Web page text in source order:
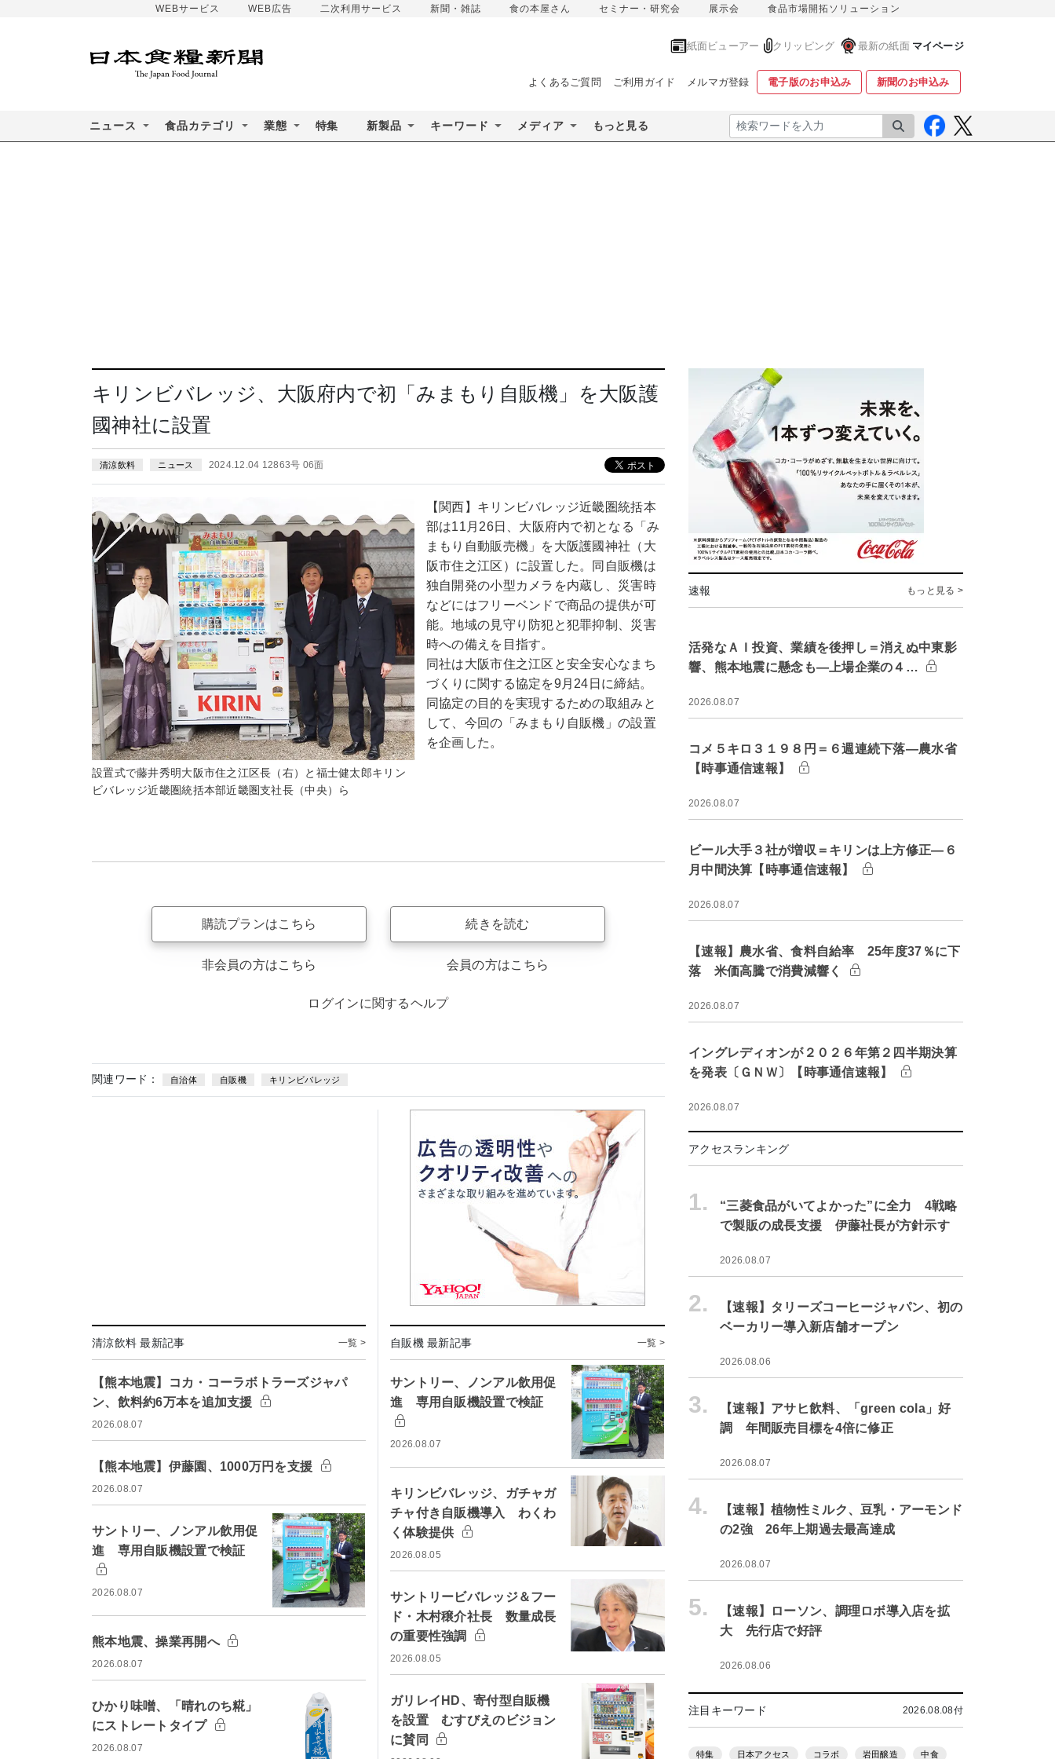
WEBサービス WEB広告 二次利用サービス 新聞・雑誌 食の本屋さん セミナー・研究会 展示会 食品市場開拓ソリューション
紙面ビューアー クリッピング 最新の紙面 マイページ
よくあるご質問 ご利用ガイド メルマガ登録 電子版のお申込み 新聞のお申込み
ニュース 食品カテゴリ 業態 特集 新製品 キーワード メディア もっと見る 検索
キリンビバレッジ、大阪府内で初「みまもり自販機」を大阪護
國神社に設置
清涼飲料 ニュース 2024.12.04 12863号 06面
設置式で藤井秀明大阪市住之江区長（右）と福士健太郎キリン
ビバレッジ近畿圏統括本部近畿圏支社長（中央）ら
【関西】キリンビバレッジ近畿圏統括本
部は11月26日、大阪府内で初となる「み
まもり自動販売機」を大阪護國神社（大
阪市住之江区）に設置した。同自販機は
独自開発の小型カメラを内蔵し、災害時
などにはフリーベンドで商品の提供が可
能。地域の見守り防犯と犯罪抑制、災害
時への備えを目指す。
同社は大阪市住之江区と安全安心なまち
づくりに関する協定を9月24日に締結。
同協定の目的を実現するための取組みと
して、今回の「みまもり自販機」の設置
を企画した。
購読プランはこちら
非会員の方はこちら
続きを読む
会員の方はこちら
ログインに関するヘルプ
関連ワード： 自治体 自販機 キリンビバレッジ
清涼飲料 最新記事 一覧 >
【熊本地震】コカ・コーラボトラーズジャパ
ン、飲料約6万本を追加支援
2026.08.07
【熊本地震】伊藤園、1000万円を支援
2026.08.07
サントリー、ノンアル飲用促
進 専用自販機設置で検証
2026.08.07
熊本地震、操業再開へ
2026.08.07
ひかり味噌、「晴れのち糀」
にストレートタイプ
2026.08.07
自販機 最新記事 一覧 >
サントリー、ノンアル飲用促
進 専用自販機設置で検証
2026.08.07
キリンビバレッジ、ガチャガ
チャ付き自販機導入 わくわ
く体験提供
2026.08.05
サントリービバレッジ＆フー
ド・木村穣介社長 数量成長
の重要性強調
2026.08.05
ガリレイHD、寄付型自販機
を設置 むすびえのビジョン
に賛同
速報 もっと見る >
活発なＡＩ投資、業績を後押し＝消えぬ中東影
響、熊本地震に懸念も―上場企業の４…
2026.08.07
コメ５キロ３１９８円＝６週連続下落―農水省
【時事通信速報】
2026.08.07
ビール大手３社が増収＝キリンは上方修正―６
月中間決算【時事通信速報】
2026.08.07
【速報】農水省、食料自給率 25年度37％に下
落 米価高騰で消費減響く
2026.08.07
イングレディオンが２０２６年第２四半期決算
を発表〔ＧＮＷ〕【時事通信速報】
2026.08.07
アクセスランキング
1.
“三菱食品がいてよかった”に全力 4戦略
で製販の成長支援 伊藤社長が方針示す
2026.08.07
2.
【速報】タリーズコーヒージャパン、初の
ベーカリー導入新店舗オープン
2026.08.06
3.
【速報】アサヒ飲料、「green cola」好
調 年間販売目標を4倍に修正
2026.08.07
4.
【速報】植物性ミルク、豆乳・アーモンド
の2強 26年上期過去最高達成
2026.08.07
5.
【速報】ローソン、調理ロボ導入店を拡
大 先行店で好評
2026.08.06
注目キーワード 2026.08.08付
特集 日本アクセス コラボ 岩田醸造 中食